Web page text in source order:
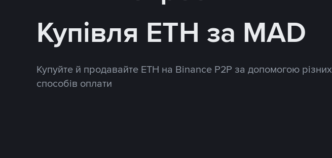
Купівля ETH за MAD
Купуйте й продавайте ETH на Binance P2P за допомогою різних
способів оплати